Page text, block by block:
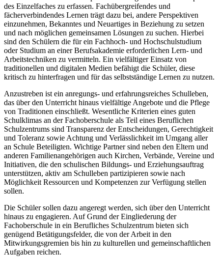
des Einzelfaches zu erfassen. Fachübergreifendes und
fächerverbindendes Lernen trägt dazu bei, andere Perspektiven
einzunehmen, Bekanntes und Neuartiges in Beziehung zu setzen
und nach möglichen gemeinsamen Lösungen zu suchen. Hierbei
sind den Schülern die für ein Fachhoch- und Hochschulstudium
oder Studium an einer Berufsakademie erforderlichen Lern- und
Arbeitstechniken zu vermitteln. Ein vielfältiger Einsatz von
traditionellen und digitalen Medien befähigt die Schüler, diese
kritisch zu hinterfragen und für das selbstständige Lernen zu nutzen.
Anzustreben ist ein anregungs- und erfahrungsreiches Schulleben,
das über den Unterricht hinaus vielfältige Angebote und die Pflege
von Traditionen einschließt. Wesentliche Kriterien eines guten
Schulklimas an der Fachoberschule als Teil eines Beruflichen
Schulzentrums sind Transparenz der Entscheidungen, Gerechtigkeit
und Toleranz sowie Achtung und Verlässlichkeit im Umgang aller
an Schule Beteiligten. Wichtige Partner sind neben den Eltern und
anderen Familienangehörigen auch Kirchen, Verbände, Vereine und
Initiativen, die den schulischen Bildungs- und Erziehungsauftrag
unterstützen, aktiv am Schulleben partizipieren sowie nach
Möglichkeit Ressourcen und Kompetenzen zur Verfügung stellen
sollen.
Die Schüler sollen dazu angeregt werden, sich über den Unterricht
hinaus zu engagieren. Auf Grund der Eingliederung der
Fachoberschule in ein Berufliches Schulzentrum bieten sich
genügend Betätigungsfelder, die von der Arbeit in den
Mitwirkungsgremien bis hin zu kulturellen und gemeinschaftlichen
Aufgaben reichen.